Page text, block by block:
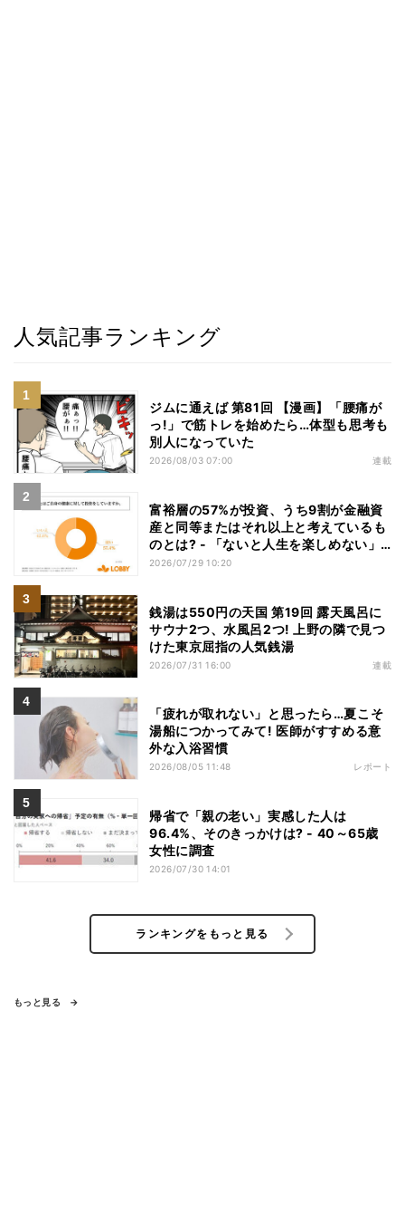
人気記事ランキング
ジムに通えば 第81回 【漫画】「腰痛が
っ!」で筋トレを始めたら…体型も思考も
別人になっていた
2026/08/03 07:00 連載
富裕層の57%が投資、うち9割が金融資
産と同等またはそれ以上と考えているも
のとは? - 「ないと人生を楽しめない」
「人生の幸福度に直結する」「一度失え
2026/07/29 10:20
銭湯は550円の天国 第19回 露天風呂に
サウナ2つ、水風呂2つ! 上野の隣で見つ
けた東京屈指の人気銭湯
2026/07/31 16:00 連載
「疲れが取れない」と思ったら…夏こそ
湯船につかってみて! 医師がすすめる意
外な入浴習慣
2026/08/05 11:48 レポート
帰省で「親の老い」実感した人は
96.4%、そのきっかけは? - 40～65歳
女性に調査
2026/07/30 14:01
ランキングをもっと見る
もっと見る